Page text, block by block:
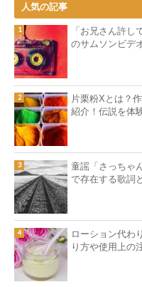
人気の記事
「お兄さん許し
のサムソンビデ
片栗粉Xとは？
紹介！伝説を体
童謡「さっちゃ
で存在する歌詞
ローション代わ
り方や使用上の